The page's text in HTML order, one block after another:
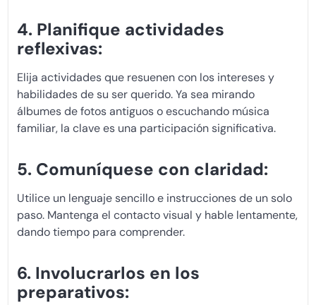
4. Planifique actividades
reflexivas:
Elija actividades que resuenen con los intereses y
habilidades de su ser querido. Ya sea mirando
álbumes de fotos antiguos o escuchando música
familiar, la clave es una participación significativa.
5. Comuníquese con claridad:
Utilice un lenguaje sencillo e instrucciones de un solo
paso. Mantenga el contacto visual y hable lentamente,
dando tiempo para comprender.
6. Involucrarlos en los
preparativos: